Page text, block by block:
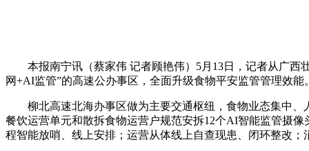
本报南宁讯（蔡家伟 记者顾艳伟）5月13日，记者从广西
网+AI监管”的高速公办事区，全面升级食物平安监管管理效能
柳北高速北海办事区做为主要交通枢纽，食物业态集中、
餐饮运营单元和散拆食物运营户规范安拆12个AI智能监管摄
程智能放哨、线上安排；运营从体线上自查现患、闭环整改